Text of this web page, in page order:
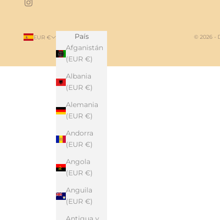
EUR €
País
Afganistán
(EUR €)
Albania
(EUR €)
Alemania
(EUR €)
Andorra
(EUR €)
Angola
(EUR €)
Anguila
(EUR €)
© 2026 -